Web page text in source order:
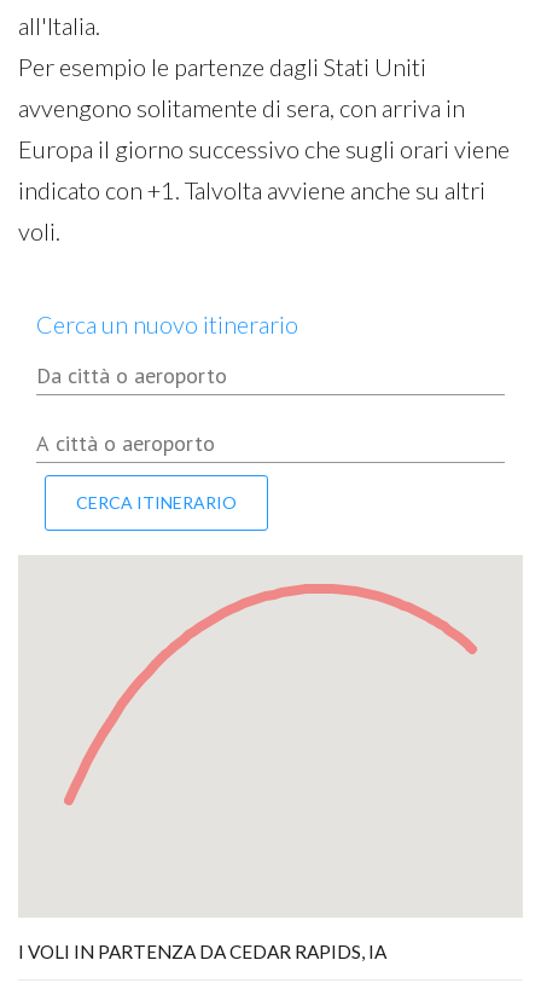
all'Italia.
Per esempio le partenze dagli Stati Uniti
avvengono solitamente di sera, con arriva in
Europa il giorno successivo che sugli orari viene
indicato con +1. Talvolta avviene anche su altri
voli.
Cerca un nuovo itinerario
I VOLI IN PARTENZA DA CEDAR RAPIDS, IA